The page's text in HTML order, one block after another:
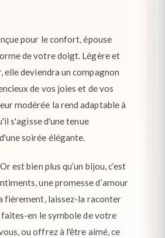
pour le confort, épouse
de votre doigt. Légère et
elle deviendra un compagnon
de vos joies et de vos
modérée la rend adaptable à
s'agisse d'une tenue
soirée élégante.
est bien plus qu’un bijou, c’est
une promesse d’amour
fièrement, laissez-la raconter
en le symbole de votre
ou offrez à l'être aimé, ce